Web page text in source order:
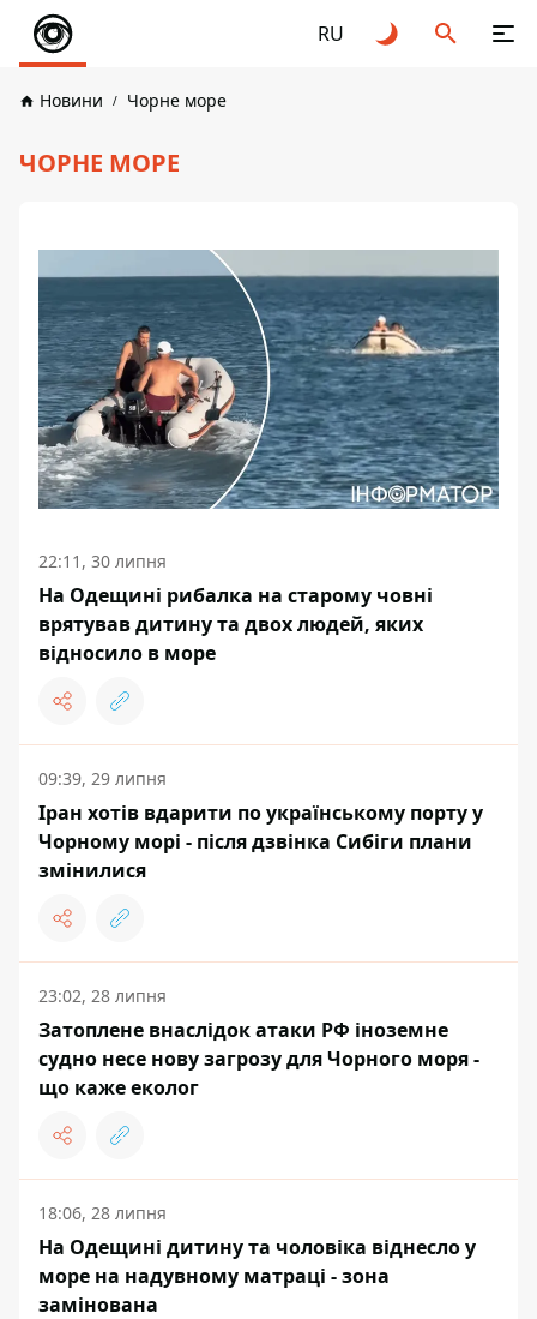
RU
Новини Чорне море
ЧОРНЕ МОРЕ
22:11, 30 липня
На Одещині рибалка на старому човні
врятував дитину та двох людей, яких
відносило в море
09:39, 29 липня
Іран хотів вдарити по українському порту у
Чорному морі - після дзвінка Сибіги плани
змінилися
23:02, 28 липня
Затоплене внаслідок атаки РФ іноземне
судно несе нову загрозу для Чорного моря -
що каже еколог
18:06, 28 липня
На Одещині дитину та чоловіка віднесло у
море на надувному матраці - зона
замінована